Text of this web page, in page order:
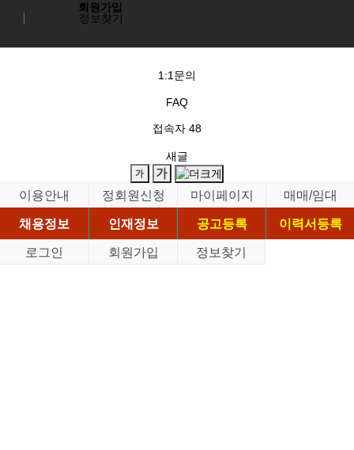
회원가입
정보찾기
1:1문의
FAQ
접속자 48
새글
이용안내 정회원신청 마이페이지
매매/임대
채용정보
인재정보 공고등록
이력서등록
로그인
회원가입 정보찾기